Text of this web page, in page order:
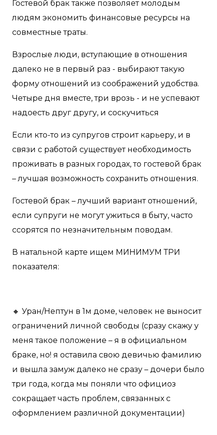
Гостевой брак также позволяет молодым
людям экономить финансовые ресурсы на
совместные траты.
Взрослые люди, вступающие в отношения
далеко не в первый раз - выбирают такую
форму отношений из соображений удобства.
Четыре дня вместе, три врозь - и не успевают
надоесть друг другу, и соскучиться
Если кто-то из супругов строит карьеру, и в
связи с работой существует необходимость
проживать в разных городах, то гостевой брак
– лучшая возможность сохранить отношения.
Гостевой брак – лучший вариант отношений,
если супруги не могут ужиться в быту, часто
ссорятся по незначительным поводам.
В натальной карте ищем МИНИМУМ ТРИ
показателя:
🔸 Уран/Нептун в 1м доме, человек не выносит
ограничений личной свободы (сразу скажу у
меня такое положение – я в официальном
браке, но! я оставила свою девичью фамилию
и вышла замуж далеко не сразу – дочери было
три года, когда мы поняли что официоз
сокращает часть проблем, связанных с
оформлением различной документации)